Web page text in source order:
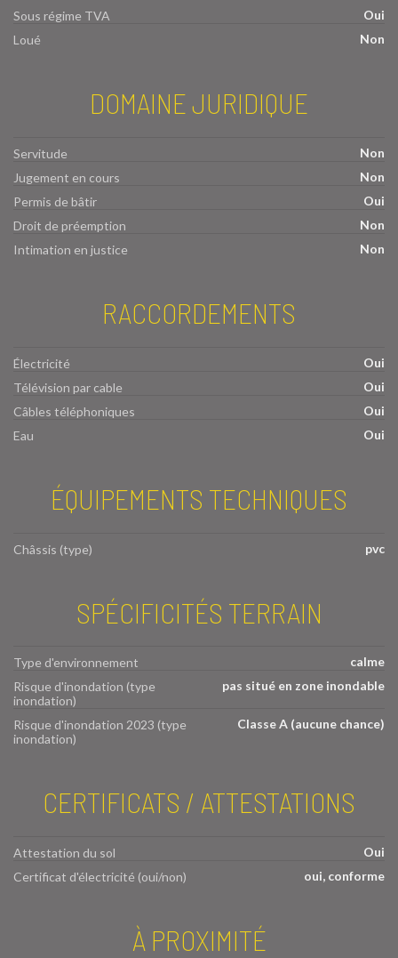
Sous régime TVA
Oui
Loué
Non
DOMAINE JURIDIQUE
Servitude
Non
Jugement en cours
Non
Permis de bâtir
Oui
Droit de préemption
Non
Intimation en justice
Non
RACCORDEMENTS
Électricité
Oui
Télévision par cable
Oui
Câbles téléphoniques
Oui
Eau
Oui
ÉQUIPEMENTS TECHNIQUES
Châssis (type) pvc
SPÉCIFICITÉS TERRAIN
Type d'environnement
calme
Risque d'inondation (type
inondation)
pas situé en zone inondable
Risque d'inondation 2023 (type
inondation)
Classe A (aucune chance)
CERTIFICATS / ATTESTATIONS
Attestation du sol
Oui
Certificat d'électricité (oui/non)
oui, conforme
À PROXIMITÉ